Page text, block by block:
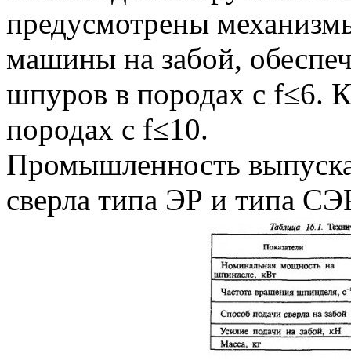
предусмотрены
машины на забой,
шпуров в породах с f≤6.
породах с f≤10.
Промышленность
сверла типа ЭР и типа